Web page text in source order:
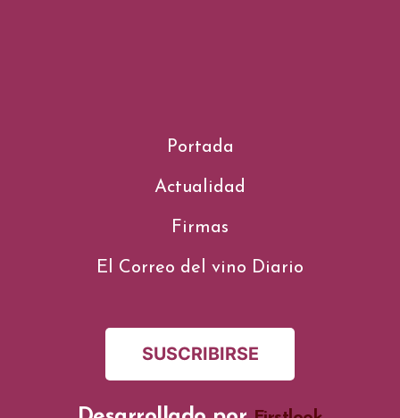
Portada
Actualidad
Firmas
El Correo del vino Diario
SUSCRIBIRSE